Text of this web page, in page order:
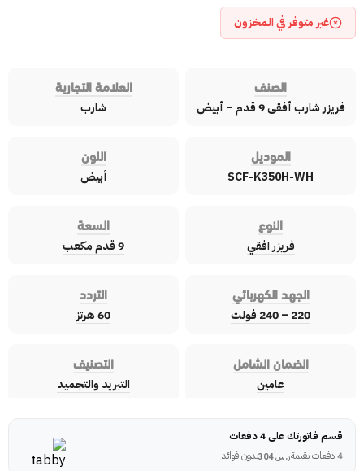
غير متوفر في المخزون
الصنف
فريزر شارب أفقى 9 قدم – أبيض
العلامة التجارية
شارب
الموديل
SCF-K350H-WH
اللون
أبيض
النوع
فريزر افقي
السعة
9 قدم مكعب
الجهد الكهربائي
220 – 240 فولت
التردد
60 هرتز
الضمان الشامل
عامين
التصنيف
التبريد والتجميد
قسم فاتورتك على 4 دفعات
4 دفعات بقيمة
ر.س304 بدون فوائد